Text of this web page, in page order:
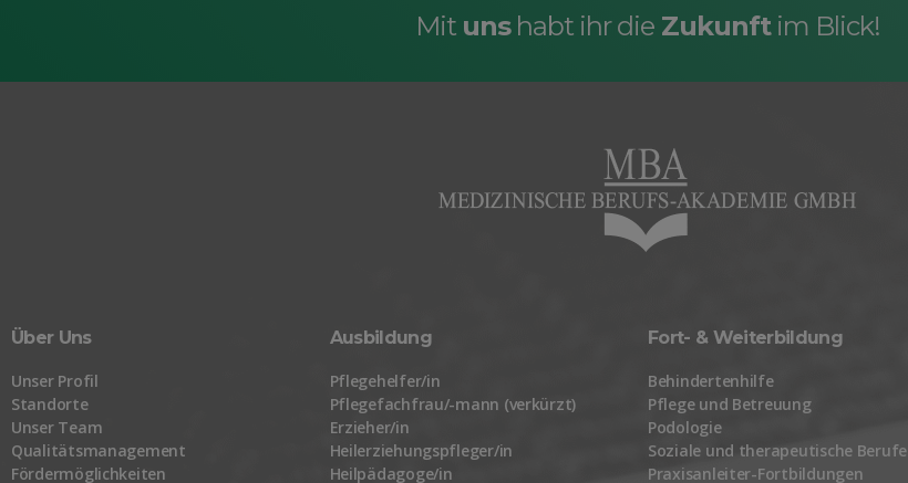
Mit unshabt ihr die Zukunftim Blick!
Über Uns
Unser Profil
Standorte
Unser Team
Qualitätsmanagement
Fördermöglichkeiten
Ausbildung
Pflegehelfer/in
Pflegefachfrau/-mann (verkürzt)
Erzieher/in
Heilerziehungspfleger/in
Heilpädagoge/in
Fort- & Weiterbildung
Behindertenhilfe
Pflege und Betreuung
Podologie
Soziale und therapeutische Berufe
Praxisanleiter-Fortbildungen